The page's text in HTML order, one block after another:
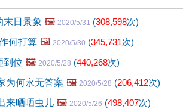
末日景象 🖼️ 2020/5/31 (308,598次)
何打算 🖼️ 2020/5/30 (345,731次)
到位 🖼️ 2020/5/28 (440,268次)
为何永无答案 🖼️ 2020/5/28 (206,412次)
来晒晒虫儿 🖼️ 2020/5/26 (498,407次)